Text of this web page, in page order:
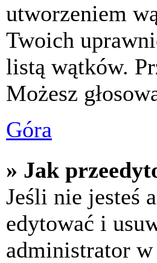
utworzeniem
Twoich
listą wątków.
Możesz
Góra
» Jak
Jeśli nie jesteś
edytować i
administrator w